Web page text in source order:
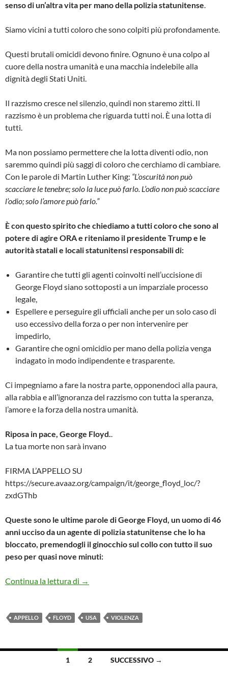
senso di un’altra vita per mano della polizia statunitense
Siamo vicini a tutti coloro che sono colpiti più profondamente.
Questi brutali omicidi devono finire. Ognuno è una colpo al
cuore della nostra umanità e una macchia indelebile alla
dignità degli Stati Uniti.
Il razzismo cresce nel silenzio, quindi non staremo zitti. Il
razzismo è un problema che riguarda tutti noi. È una lotta di
tutti.
Ma non possiamo permettere che la lotta diventi odio, non
saremmo quindi più saggi di coloro che cerchiamo di cambiare.
Con le parole di Martin Luther King: “L’oscurità non può
scacciare le tenebre; solo la luce può farlo. L’odio non può scacciare
l’odio; solo l’amore può farlo.”
È con questo spirito che chiediamo a tutti coloro che sono al
potere di agire ORA e riteniamo il presidente Trump e le
autorità statali e locali statunitensi responsabili di:
Garantire che tutti gli agenti coinvolti nell’uccisione di
George Floyd siano sottoposti a un imparziale processo
legale,
Espellere e perseguire gli ufficiali anche per un solo caso di
uso eccessivo della forza o per non intervenire per
impedirlo,
Garantire che ogni omicidio per mano della polizia venga
indagato in modo indipendente e trasparente.
Ci impegniamo a fare la nostra parte, opponendoci alla paura,
alla rabbia e all’ignoranza del razzismo con tutta la speranza,
l’amore e la forza della nostra umanità.
Riposa in pace, George Floyd.
La tua morte non sarà invano
FIRMA L’APPELLO SU
https://secure.avaaz.org/campaign/it/george_floyd_loc/?
zxdGThb
Queste sono le ultime parole di George Floyd, un uomo di 46
anni ucciso da un agente di polizia statunitense che lo ha
bloccato, premendogli il ginocchio sul collo con tutto il suo
peso per quasi nove minuti:
Continua la lettura di Come cittadini del mondo…
→
APPELLO FLOYD USA VIOLENZA
Navigazione
1 2 SUCCESSIVO →